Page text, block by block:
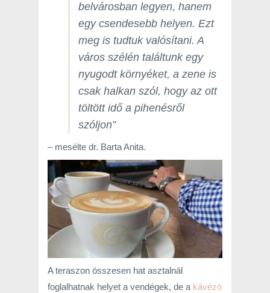
belvárosban legyen, hanem
egy csendesebb helyen. Ezt
meg is tudtuk valósítani. A
város szélén találtunk egy
nyugodt környéket, a zene is
csak halkan szól, hogy az ott
töltött idő a pihenésről
szóljon”
– mesélte dr. Barta Anita.
A teraszon összesen hat asztalnál
foglalhatnak helyet a vendégek, de a kávézó